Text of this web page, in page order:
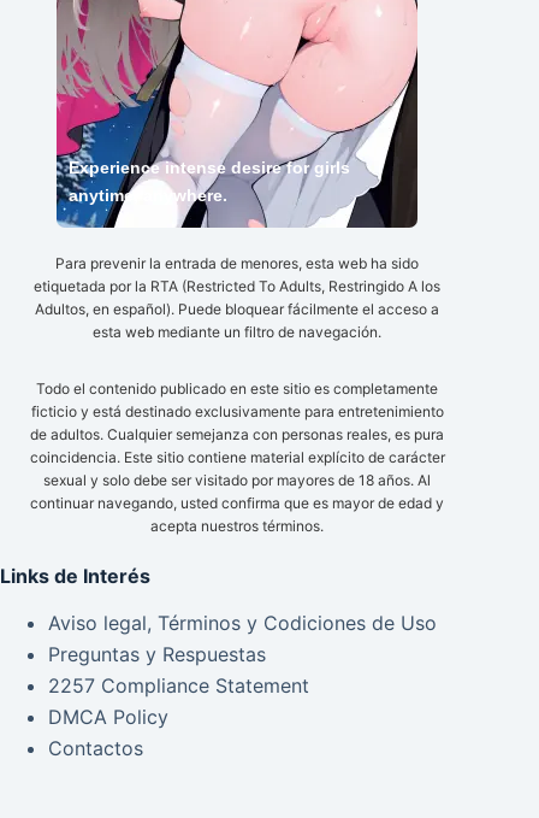
Experience intense desire for girls
anytime, anywhere.
Para prevenir la entrada de menores, esta web ha sido
etiquetada por la RTA (Restricted To Adults, Restringido A los
Adultos, en español). Puede bloquear fácilmente el acceso a
esta web mediante un filtro de navegación.
Todo el contenido publicado en este sitio es completamente
ficticio y está destinado exclusivamente para entretenimiento
de adultos. Cualquier semejanza con personas reales, es pura
coincidencia. Este sitio contiene material explícito de carácter
sexual y solo debe ser visitado por mayores de 18 años. Al
continuar navegando, usted confirma que es mayor de edad y
acepta nuestros términos.
Links de Interés
Aviso legal, Términos y Codiciones de Uso
Preguntas y Respuestas
2257 Compliance Statement
DMCA Policy
Contactos